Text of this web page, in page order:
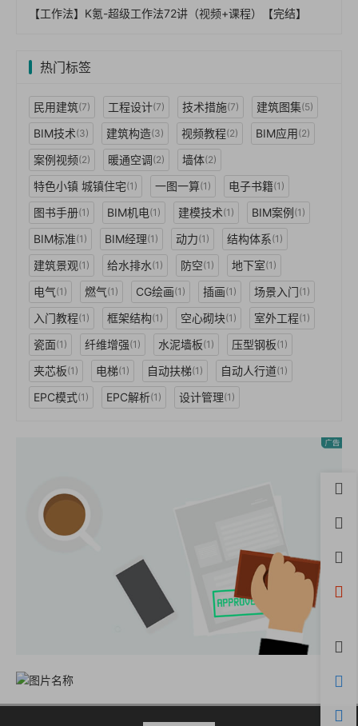
【工作法】K氪-超级工作法72讲（视频+课程）【完结】
热门标签
民用建筑(7) 工程设计(7) 技术措施(7) 建筑图集(5)
BIM技术(3) 建筑构造(3) 视频教程(2) BIM应用(2)
案例视频(2) 暖通空调(2) 墙体(2)
特色小镇 城镇住宅(1) 一图一算(1) 电子书籍(1)
图书手册(1) BIM机电(1) 建模技术(1) BIM案例(1)
BIM标准(1) BIM经理(1) 动力(1) 结构体系(1)
建筑景观(1) 给水排水(1) 防空(1) 地下室(1)
电气(1) 燃气(1) CG绘画(1) 插画(1) 场景入门(1)
入门教程(1) 框架结构(1) 空心砌块(1) 室外工程(1)
瓷面(1) 纤维增强(1) 水泥墙板(1) 压型钢板(1)
夹芯板(1) 电梯(1) 自动扶梯(1) 自动人行道(1)
EPC模式(1) EPC解析(1) 设计管理(1)